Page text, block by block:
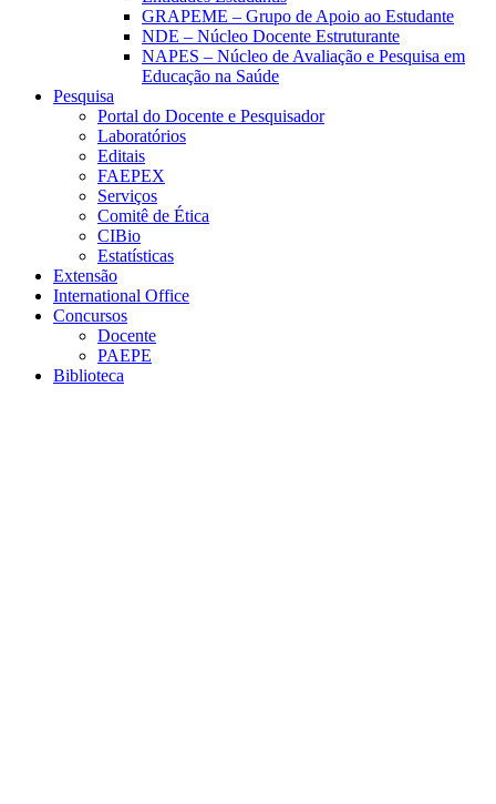
GRAPEME – Grupo de Apoio ao Estudante
NDE – Núcleo Docente Estruturante
NAPES – Núcleo de Avaliação e Pesquisa em
Educação na Saúde
Pesquisa
Portal do Docente e Pesquisador
Laboratórios
Editais
FAEPEX
Serviços
Comitê de Ética
CIBio
Estatísticas
Extensão
International Office
Concursos
Docente
PAEPE
Biblioteca